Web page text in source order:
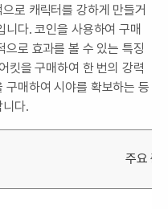
로 캐릭터를 강하게 만들거
다. 코인을 사용하여 구매
으로 효과를 볼 수 있는 특징
킷을 구매하여 한 번의 강력
구매하여 시야를 확보하는 등
다.
주요 증